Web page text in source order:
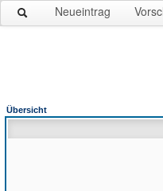
Neueintrag
Übersicht